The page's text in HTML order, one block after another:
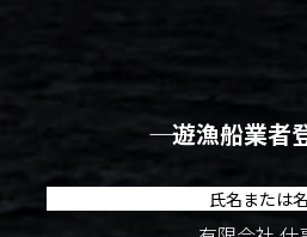
―― 遊漁船業者
氏名または